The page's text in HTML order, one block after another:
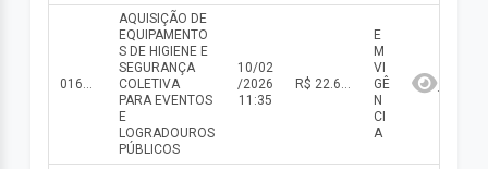
016/2025
AQUISIÇÃO DE
EQUIPAMENTO
S DE HIGIENE E
SEGURANÇA
COLETIVA
PARA EVENTOS
E
LOGRADOUROS
PÚBLICOS
10/02
/2026
11:35
R$ 22.620,00(valor inicial)
E
M
VI
GÊ
N
CI
A